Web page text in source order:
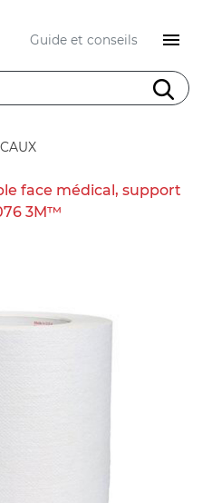
Guide et conseils 
face médical, support
3M™